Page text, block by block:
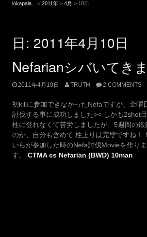
lokapala... > 2011年 > 4月 > 10日
日: 2011年4月10日
Nefarianシバいてき
2011年4月10日 TRUTH 2 COMMENTS
初killに参加できなかったNefaですが、金曜
討伐する事に成功しました>< しかも2shot
柱に登れなくて苦労しましたが、5週間の
のか、自分も含めて 柱上りは完璧ですね！
いらが参加した時のNefa討伐Movieを作り
す。 CTMA cs Nefarian (BWD) 10man